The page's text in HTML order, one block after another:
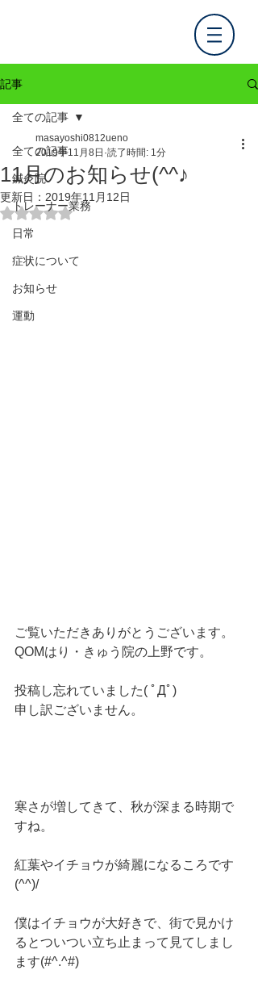
記事
全ての記事
鍼灸院
トレーナー業務
日常
症状について
お知らせ
運動
全ての記事
11月のお知らせ(^^♪
masayoshi0812ueno
2019年11月8日 読了時間: 1分
更新日： 2019年11月12日
5つ星のうちNaNと評価されています。
ご覧いただきありがとうございます。
QOMはり・きゅう院の上野です。
投稿し忘れていました( ﾟДﾟ)
申し訳ございません。
寒さが増してきて、秋が深まる時期で
すね。
紅葉やイチョウが綺麗になるころです
(^^)/
僕はイチョウが大好きで、街で見かけ
るとついつい立ち止まって見てしまし
ます(#^.^#)